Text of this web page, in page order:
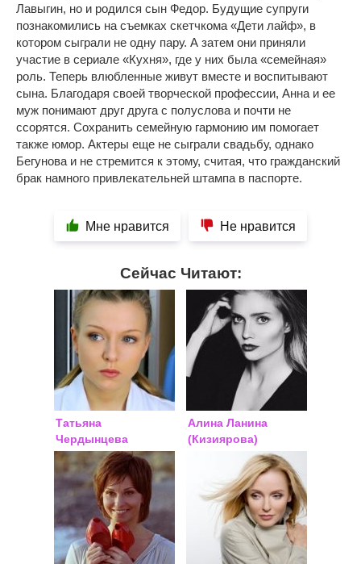
Лавыгин, но и родился сын Федор. Будущие супруги
познакомились на съемках скетчкома «Дети лайф», в
котором сыграли не одну пару. А затем они приняли
участие в сериале «Кухня», где у них была «семейная»
роль. Теперь влюбленные живут вместе и воспитывают
сына. Благодаря своей творческой профессии, Анна и ее
муж понимают друг друга с полуслова и почти не
ссорятся. Сохранить семейную гармонию им помогает
также юмор. Актеры еще не сыграли свадьбу, однако
Бегунова и не стремится к этому, считая, что гражданский
брак намного привлекательней штампа в паспорте.
Мне нравится Не нравится
Сейчас Читают:
Татьяна
Чердынцева
Алина Ланина
(Кизиярова)